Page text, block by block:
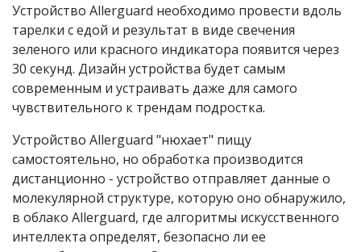
Устройство Allerguard необходимо провести вдоль
тарелки с едой и результат в виде свечения
зеленого или красного индикатора появится через
30 секунд. Дизайн устройства будет самым
современным и устраивать даже для самого
чувствительного к трендам подростка.
Устройство Allerguard "нюхает" пищу
самостоятельно, но обработка производится
дистанционно - устройство отправляет данные о
молекулярной структуре, которую оно обнаружило,
в облако Allerguard, где алгоритмы искусственного
интеллекта определят, безопасно ли ее